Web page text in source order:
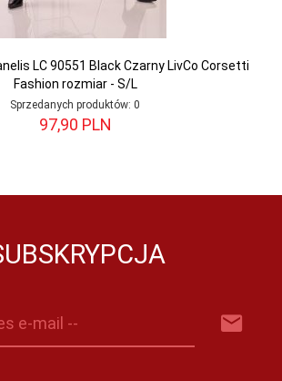
LC 90551 Black Czarny LivCo Corsetti
Fashion rozmiar - S/L
Sprzedanych produktów: 0
97,90 PLN
e-mail --